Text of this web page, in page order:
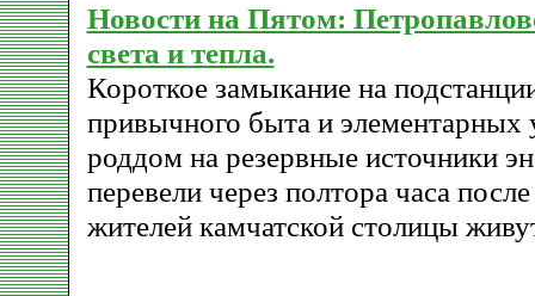
Новости на Пятом:
света и тепла.
Короткое замыкание на
привычного быта и элементарных
роддом на резервные источники
перевели через полтора часа
жителей камчатской столицы